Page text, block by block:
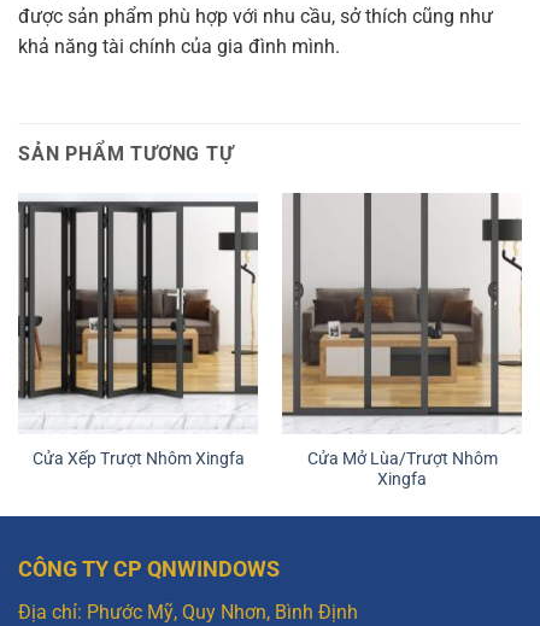
được sản phẩm phù hợp với nhu cầu, sở thích cũng như
khả năng tài chính của gia đình mình.
SẢN PHẨM TƯƠNG TỰ
Cửa Xếp Trượt Nhôm Xingfa
Cửa Mở Lùa/Trượt Nhôm
Xingfa
CÔNG TY CP QNWINDOWS
Địa chỉ: Phước Mỹ, Quy Nhơn, Bình Định